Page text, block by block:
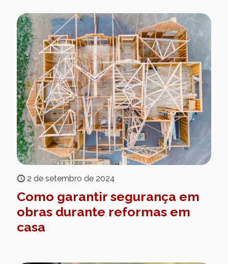
2 de setembro de 2024
Como garantir segurança em
obras durante reformas em
casa